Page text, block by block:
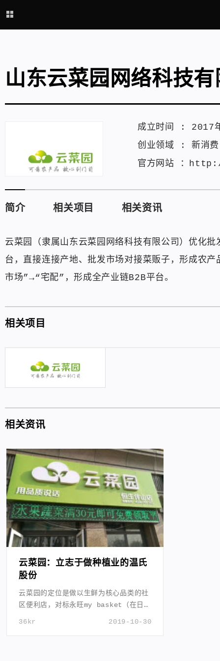
山东云菜园网络科技
成立时间 : 2017
创业领域 : 新消费
官方网站 ：
简介 相关项目 相关资讯
云菜园（隶属山东云菜园网络科技有限公司）优化
台，直接连接产地、批发市场对接菜贩子，形成农
市场”→“宅配”，形成全产业链B2B平台。
相关项目
相关资讯
云菜园：立志于做种植业的温氏
股份
云菜园的定位是做以生鲜为核心品类的社
区便利店，对标永旺my basket（在日本
2019-10-30
36kr